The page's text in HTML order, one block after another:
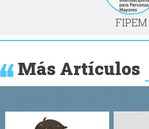
FIPEM
Más Artículos